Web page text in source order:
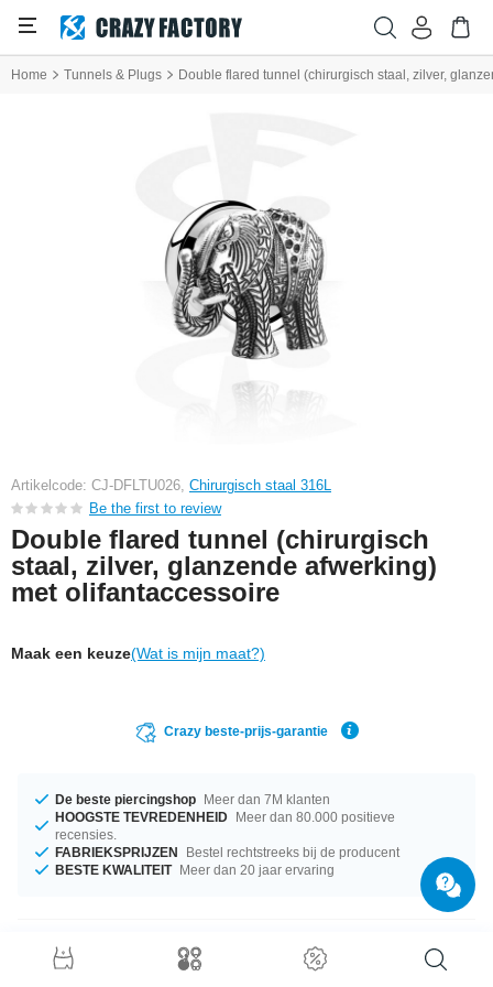
Home Tunnels & Plugs Double flared tunnel (chirurgisch staal, zilver,
Artikelcode: CJ-DFLTU026, Chirurgisch staal 316L
Be the first to review
Double flared tunnel (chirurgisch
staal, zilver, glanzende afwerking)
met olifantaccessoire
Maak een keuze(Wat is mijn maat?)
Crazy beste-prijs-garantie
De beste piercingshop Meer dan 7M klanten
HOOGSTE TEVREDENHEID Meer dan 80.000 positieve
recensies.
FABRIEKSPRIJZEN
Bestel rechtstreeks bij de producent
BESTE KWALITEIT Meer dan 20 jaar ervaring